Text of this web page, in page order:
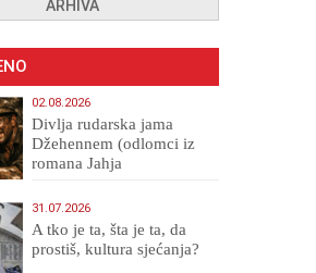
ARHIVA
02.08.2026
Divlja rudarska jama
Džehennem (odlomci iz
romana Jahja
31.07.2026
A tko je ta, šta je ta, da
prostiš, kultura sjećanja?